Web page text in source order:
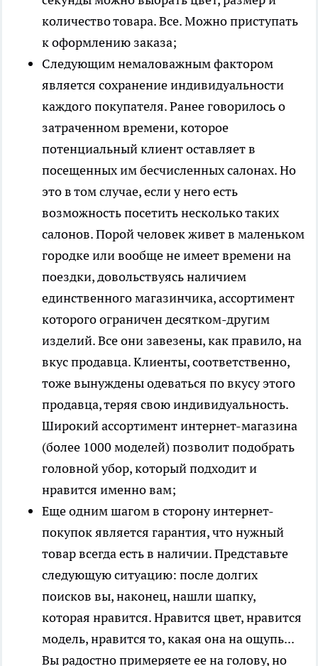
количество товара. Все. Можно приступать
к оформлению заказа;
Следующим немаловажным фактором
является сохранение индивидуальности
каждого покупателя. Ранее говорилось о
затраченном времени, которое
потенциальный клиент оставляет в
посещенных им бесчисленных салонах. Но
это в том случае, если у него есть
возможность посетить несколько таких
салонов. Порой человек живет в маленьком
городке или вообще не имеет времени на
поездки, довольствуясь наличием
единственного магазинчика, ассортимент
которого ограничен десятком-другим
изделий. Все они завезены, как правило, на
вкус продавца. Клиенты, соответственно,
тоже вынуждены одеваться по вкусу этого
продавца, теряя свою индивидуальность.
Широкий ассортимент интернет-магазина
(более 1000 моделей) позволит подобрать
головной убор, который подходит и
нравится именно вам;
Еще одним шагом в сторону интернет-
покупок является гарантия, что нужный
товар всегда есть в наличии. Представьте
следующую ситуацию: после долгих
поисков вы, наконец, нашли шапку,
которая нравится. Нравится цвет, нравится
модель, нравится то, какая она на ощупь...
Вы радостно примеряете ее на голову, но